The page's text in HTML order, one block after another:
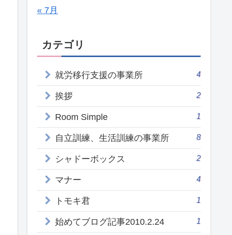
« 7月
カテゴリ
就労移行支援の事業所 4
挨拶 2
Room Simple 1
自立訓練、生活訓練の事業所 8
シャドーボックス 2
マナー 4
トモキ君 1
始めてブログ記事2010.2.24 1